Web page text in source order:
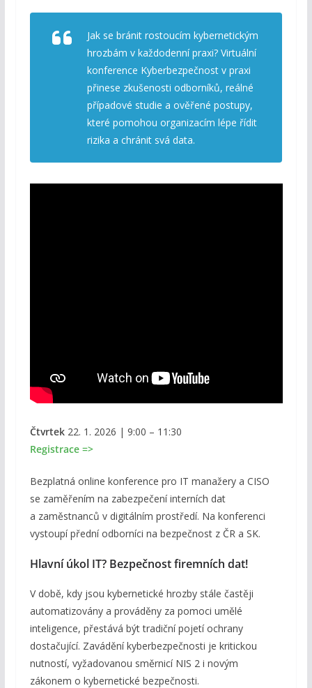
Jak se bránit rostoucím kybernetickým
hrozbám v každodenní praxi? Virtuální
konference Kyberbezpečnost v praxi
přinese zkušenosti odborníků, reálné
případové studie a ověřené postupy,
které pomohou organizacím lépe řídit
rizika a chránit svá data.
Čtvrtek22. 1. 2026 | 9:00 – 11:30
Registrace =>
Bezplatná online konference pro IT manažery a CISO
se zaměřením na zabezpečení interních dat
a zaměstnanců v digitálním prostředí. Na konferenci
vystoupí přední odborníci na bezpečnost z ČR a SK.
Hlavní úkol IT? Bezpečnost firemních dat!
V době, kdy jsou kybernetické hrozby stále častěji
automatizovány a prováděny za pomoci umělé
inteligence, přestává být tradiční pojetí ochrany
dostačující. Zavádění kyberbezpečnosti je kritickou
nutností, vyžadovanou směrnicí NIS 2 i novým
zákonem o kybernetické bezpečnosti.